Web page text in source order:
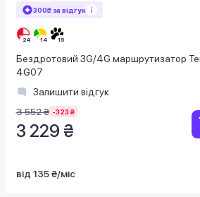
300₴ за відгук
Бездротовий 3G/4G маршрутизатор
4G07
Залишити відгук
3 552 ₴ -323 ₴
3 229 ₴
від 135 ₴/міс